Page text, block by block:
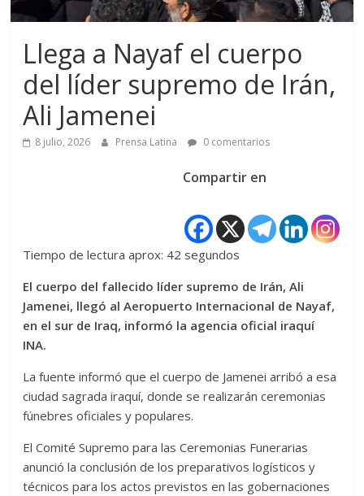
Llega a Nayaf el cuerpo
del líder supremo de Irán,
Ali Jamenei
8 julio, 2026 Prensa Latina 0 comentarios
Compartir en
Tiempo de lectura aprox: 42 segundos
El cuerpo del fallecido líder supremo de Irán, Ali
Jamenei, llegó al Aeropuerto Internacional de Nayaf,
en el sur de Iraq, informó la agencia oficial iraquí
INA.
La fuente informó que el cuerpo de Jamenei arribó a esa
ciudad sagrada iraquí, donde se realizarán ceremonias
fúnebres oficiales y populares.
El Comité Supremo para las Ceremonias Funerarias
anunció la conclusión de los preparativos logísticos y
técnicos para los actos previstos en las gobernaciones